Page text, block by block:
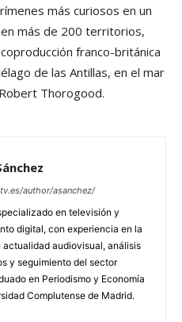
más curiosos en un
más de 200 territorios,
franco-británica
de las Antillas, en el mar
Thorogood.
author/asanchez/
en televisión y
digital, con experiencia en la
actualidad audiovisual, análisis
y seguimiento del sector
en Periodismo y Economía
Complutense de Madrid.